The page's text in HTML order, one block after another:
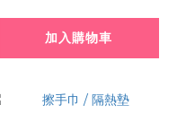
加入購物車